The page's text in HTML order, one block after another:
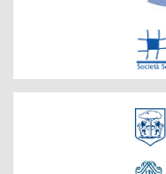
Fondazione